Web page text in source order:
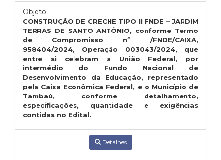
Objeto:
CONSTRUÇÃO DE CRECHE TIPO II FNDE – JARDIM
TERRAS DE SANTO ANTÔNIO, conforme Termo
de Compromisso nº /FNDE/CAIXA,
958404/2024, Operação 003043/2024, que
entre si celebram a União Federal, por
intermédio do Fundo Nacional de
Desenvolvimento da Educação, representado
pela Caixa Econômica Federal, e o Município de
Tambaú, conforme detalhamento,
especificações, quantidade e exigências
contidas no Edital.
Detalhes